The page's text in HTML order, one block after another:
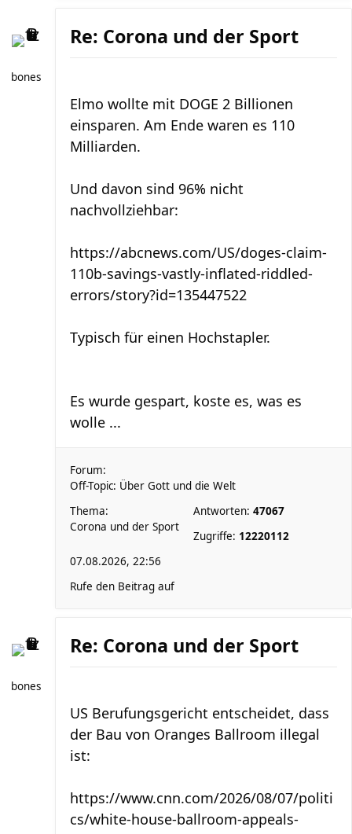
bones
Re: Corona und der Sport
Elmo wollte mit DOGE 2 Billionen
einsparen. Am Ende waren es 110
Milliarden.
Und davon sind 96% nicht
nachvollziehbar:
https://abcnews.com/US/doges-claim-
110b-savings-vastly-inflated-riddled-
errors/story?id=135447522
Typisch für einen Hochstapler.
Es wurde gespart, koste es, was es
wolle ...
Forum:
Off-Topic: Über Gott und die Welt
Thema:
Corona und der Sport
Antworten: 47067
Zugriffe: 12220112
07.08.2026, 22:56
Rufe den Beitrag auf
bones
Re: Corona und der Sport
US Berufungsgericht entscheidet, dass
der Bau von Oranges Ballroom illegal
ist:
https://www.cnn.com/2026/08/07/politi
cs/white-house-ballroom-appeals-